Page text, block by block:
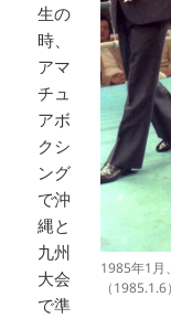
1985年1月
（1985.1.6）
生の
時、
アマ
チュ
アボ
クシ
ング
で沖
縄と
九州
大会
で準